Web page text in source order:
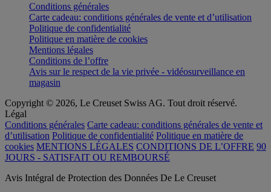
Conditions générales
Carte cadeau: conditions générales de vente et d’utilisation
Politique de confidentialité
Politique en matière de cookies
Mentions légales
Conditions de l’offre
Avis sur le respect de la vie privée - vidéosurveillance en
magasin
Copyright © 2026, Le Creuset Swiss AG. Tout droit réservé.
Légal
Conditions générales Carte cadeau: conditions générales de vente et
d’utilisation Politique de confidentialité Politique en matière de
cookies MENTIONS LÉGALES CONDITIONS DE L’OFFRE 90
JOURS - SATISFAIT OU REMBOURSÉ
Avis Intégral de Protection des Données De Le Creuset